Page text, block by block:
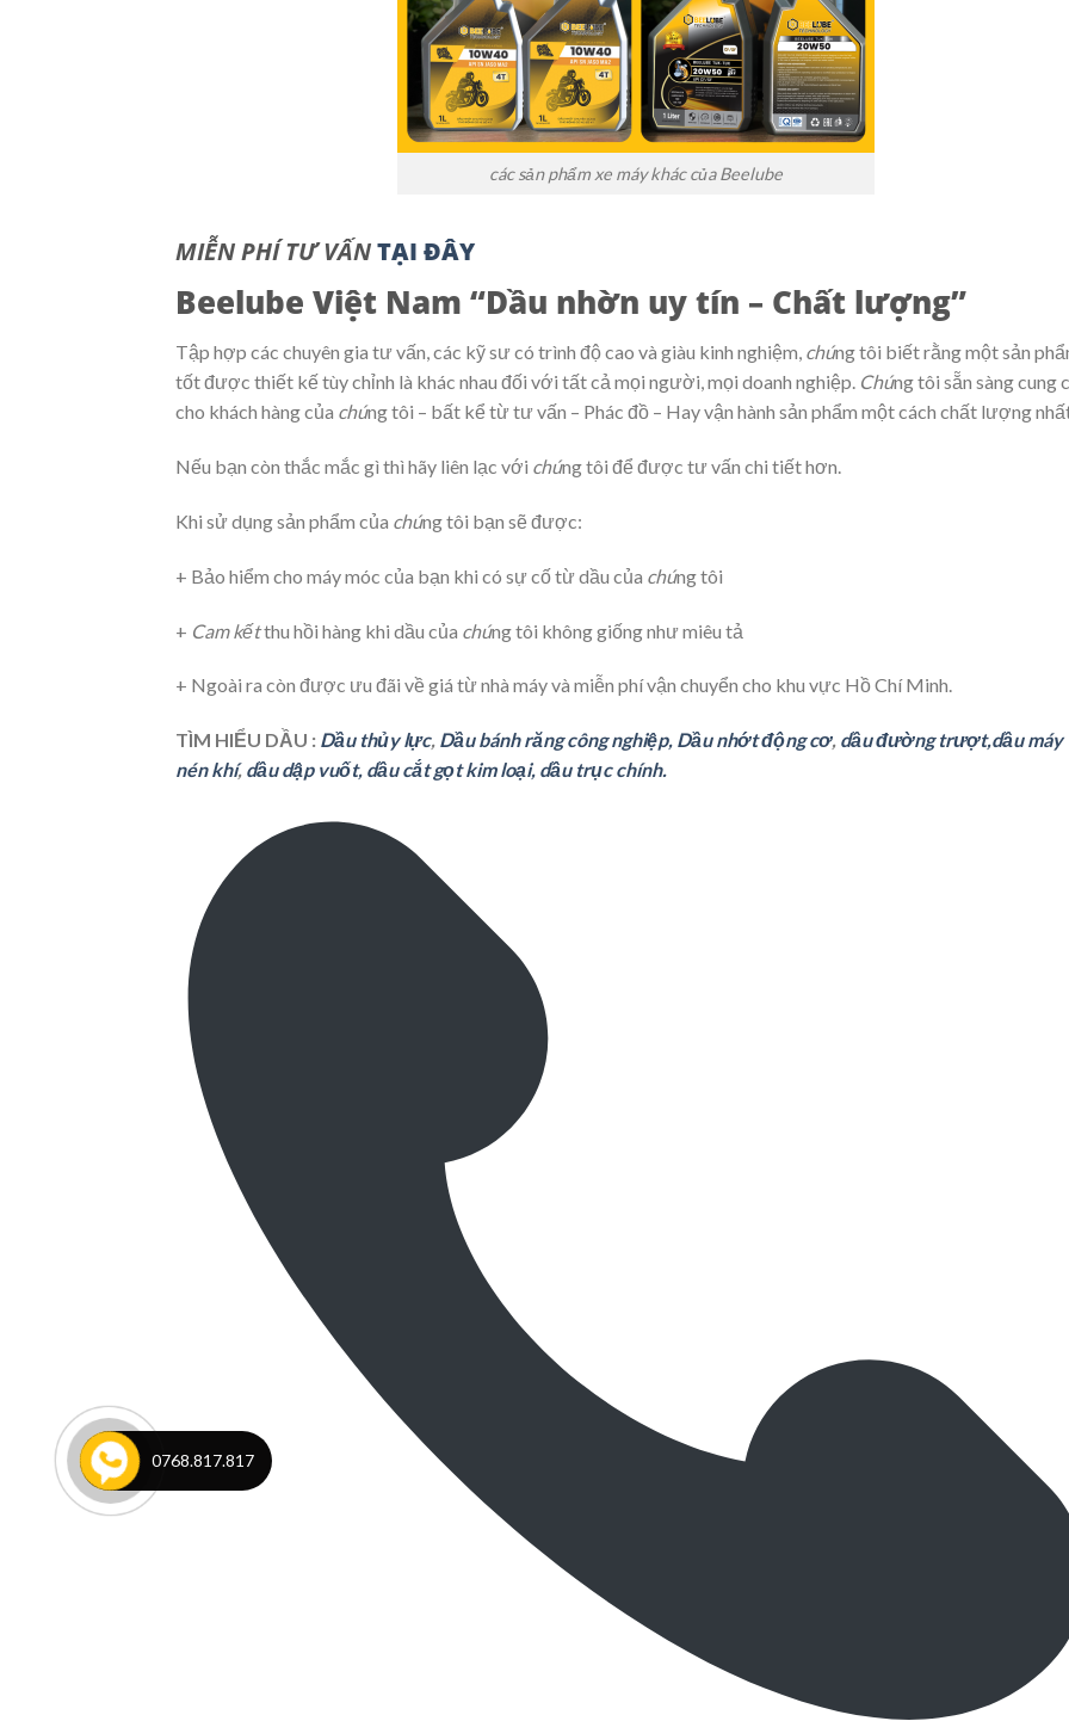
các sản phẩm xe máy khác của Beelube
MIỄN PHÍ TƯ VẤNTẠI ĐÂY
Beelube Việt Nam “Dầu nhờn uy tín – Chất lượng”
Tập hợp các chuyên gia tư vấn, các kỹ sư có trình độ cao và giàu kinh nghiệm, chúng tôi biết rằng một sản
tốt được thiết kế tùy chỉnh là khác nhau đối với tất cả mọi người, mọi doanh nghiệp. Chúng tôi sẵn sàng cung
cho khách hàng của chúng tôi – bất kể từ tư vấn – Phác đồ – Hay vận hành sản phẩm một cách chất lượng
Nếu bạn còn thắc mắc gì thì hãy liên lạc với chúng tôi để được tư vấn chi tiết hơn.
Khi sử dụng sản phẩm của chúng tôi bạn sẽ được:
+ Bảo hiểm cho máy móc của bạn khi có sự cố từ dầu của chúng tôi
+ Cam kếtthu hồi hàng khi dầu của chúng tôi không giống như miêu tả
+ Ngoài ra còn được ưu đãi về giá từ nhà máy và miễn phí vận chuyển cho khu vực Hồ Chí Minh.
TÌM HIỂU DẦU : Dầu thủy lực, Dầu bánh răngcông nghiệp, Dầu nhớt động cơ, dầu đường trượt,dầu máy
nén khí, dầu dập vuốt, dầu cắt gọt kim loại, dầu trục chính.
0768.817.817